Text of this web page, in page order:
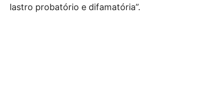
lastro probatório e difamatória”.